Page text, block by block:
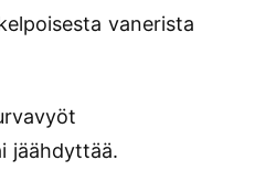
vanerista
jäähdyttää.